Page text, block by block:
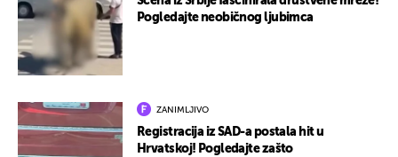
Pogledajte neobičnog ljubimca
ZANIMLJIVO
Registracija iz SAD-a postala hit u
Hrvatskoj! Pogledajte zašto